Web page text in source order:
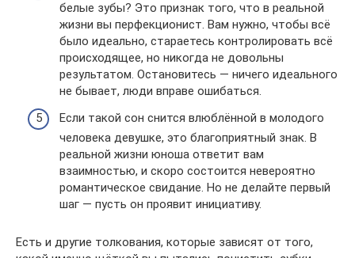
белые зубы? Это признак того, что в реальной
жизни вы перфекционист. Вам нужно, чтобы всё
было идеально, стараетесь контролировать всё
происходящее, но никогда не довольны
результатом. Остановитесь — ничего идеального
не бывает, люди вправе ошибаться.
Если такой сон снится влюблённой в молодого
человека девушке, это благоприятный знак. В
реальной жизни юноша ответит вам
взаимностью, и скоро состоится невероятно
романтическое свидание. Но не делайте первый
шаг — пусть он проявит инициативу.
Есть и другие толкования, которые зависят от того,